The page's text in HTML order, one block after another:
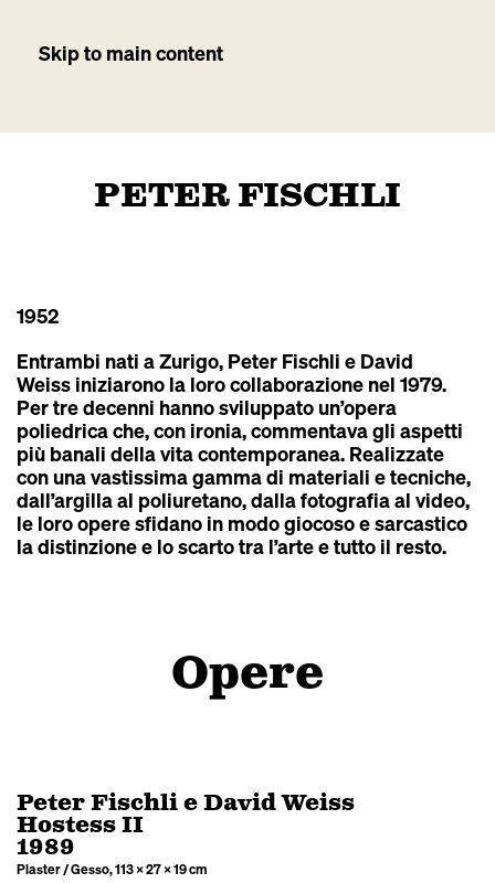
Skip to main content
PETER FISCHLI
1952
Entrambi nati a Zurigo, Peter Fischli e David
Weiss iniziarono la loro collaborazione nel 1979.
Per tre decenni hanno sviluppato un’opera
poliedrica che, con ironia, commentava gli aspetti
più banali della vita contemporanea. Realizzate
con una vastissima gamma di materiali e tecniche,
dall’argilla al poliuretano, dalla fotografia al video,
le loro opere sfidano in modo giocoso e sarcastico
la distinzione e lo scarto tra l’arte e tutto il resto.
Opere
Peter Fischli e David Weiss
Hostess II
1989
Plaster / Gesso, 113 × 27 × 19 cm